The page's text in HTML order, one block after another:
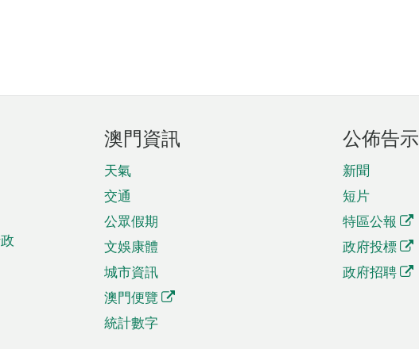
澳門資訊
天氣
交通
公眾假期
文娛康體
城市資訊
澳門便覽
統計數字
公佈告示
新聞
短片
特區公報
政府投標
政府招聘